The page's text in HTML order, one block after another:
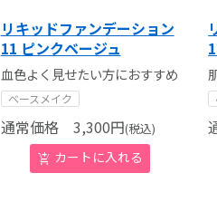
リキッドファンデーション
11 ピンクベージュ
血色よく見せたい方におすすめ
ベースメイク
通常価格3,300円(税込)